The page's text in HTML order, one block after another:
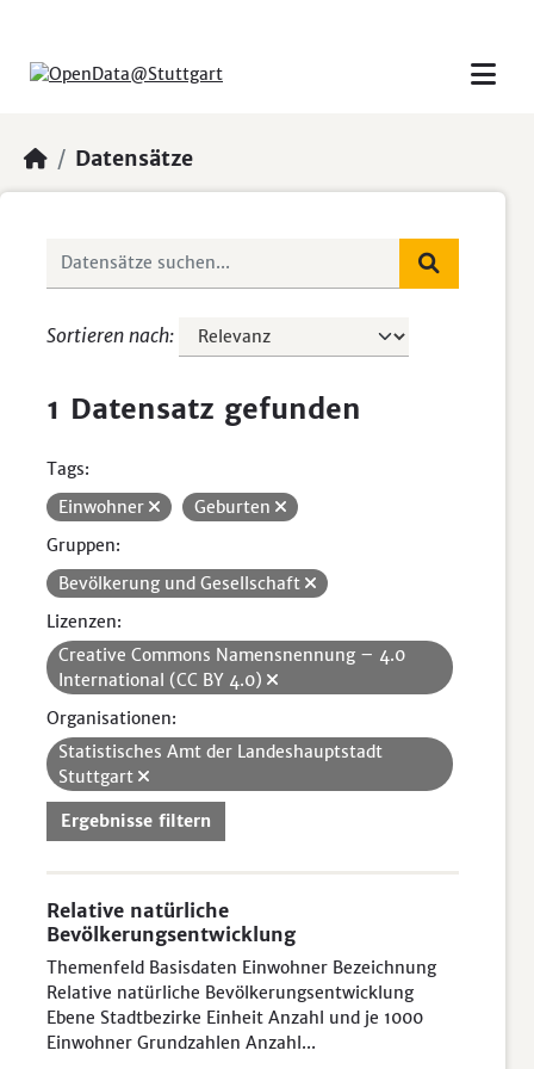
Datensätze
Sortieren nach
1 Datensatz gefunden
Tags:
Einwohner
Geburten
Gruppen:
Bevölkerung und Gesellschaft
Lizenzen:
Creative Commons Namensnennung – 4.0
International (CC BY 4.0)
Organisationen:
Statistisches Amt der Landeshauptstadt
Stuttgart
Ergebnisse filtern
Relative natürliche
Bevölkerungsentwicklung
Themenfeld Basisdaten Einwohner Bezeichnung
Relative natürliche Bevölkerungsentwicklung
Ebene Stadtbezirke Einheit Anzahl und je 1000
Einwohner Grundzahlen Anzahl...